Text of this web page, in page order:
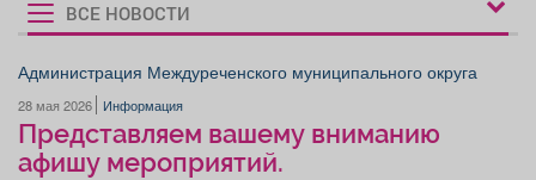
Работа
Рукбрики
новостей
ВСЕ НОВОСТИ
Администрация Междуреченского муниципального округа
28 мая 2026 Информация
Представляем вашему вниманию
афишу мероприятий.